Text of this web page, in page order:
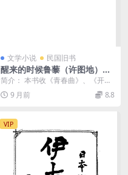
文学小说 民国旧书
醒来的时候鲁藜（许图地）PD
F下载,鲁藜（许图地）新体诗
简介： 本书收《青春曲》、《开荒
曲》、《雁门关外放歌》、《河边
散歌》、《沙粒与眼...
9 月前 8.8
VIP